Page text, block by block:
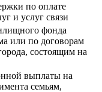
по оплате
и услуг связи
фонда
или по договорам
состоящим на
выплаты на
семьям,